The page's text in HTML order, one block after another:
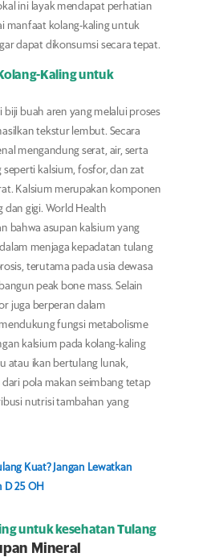
ini layak mendapat perhatian
manfaat kolang-kaling untuk
dapat dikonsumsi secara tepat.
Kaling untuk
biji buah aren yang melalui proses
tekstur lembut. Secara
mengandung serat, air, serta
kalsium, fosfor, dan zat
Kalsium merupakan komponen
gigi. World Health
bahwa asupan kalsium yang
menjaga kepadatan tulang
terutama pada usia dewasa
peak bone mass. Selain
juga berperan dalam
fungsi metabolisme
kalsium pada kolang-kaling
atau ikan bertulang lunak,
dari pola makan seimbang tetap
nutrisi tambahan yang
Kuat? Jangan Lewatkan
D 25 OH
untuk kesehatan Tulang
Mineral